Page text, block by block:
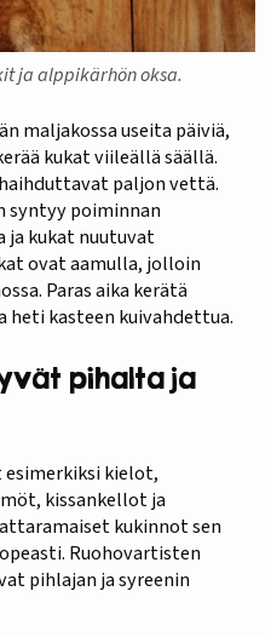
ja alppikärhön oksa.
maljakossa useita päiviä,
kukat viileällä säällä.
paljon vettä.
syntyy poiminnan
ja kukat nuutuvat
ovat aamulla, jolloin
Paras aika kerätä
heti kasteen kuivahdettua.
pihalta ja
esimerkiksi kielot,
kissankellot ja
kukinnot sen
Ruohovartisten
pihlajan ja syreenin